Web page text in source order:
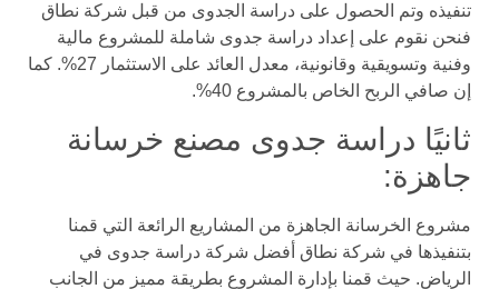
تنفيذه وتم الحصول على دراسة الجدوى من قبل شركة نطاق
فنحن نقوم على إعداد دراسة جدوى شاملة للمشروع مالية
وفنية وتسويقية وقانونية، معدل العائد على الاستثمار 27%. كما
إن صافي الربح الخاص بالمشروع 40%.
ثانيًا دراسة جدوى مصنع خرسانة
جاهزة:
مشروع الخرسانة الجاهزة من المشاريع الرائعة التي قمنا
بتنفيذها في شركة نطاق أفضل شركة دراسة جدوى في
الرياض. حيث قمنا بإدارة المشروع بطريقة مميز من الجانب